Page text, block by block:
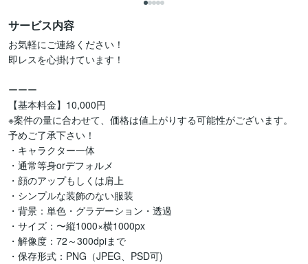
サービス内容
お気軽にご連絡ください！
即レスを心掛けています！
ーーー
【基本料金】10,000円
※案件の量に合わせて、価格は値上がりする可能性がございます。
予めご了承下さい！
・キャラクター一体
・通常等身orデフォルメ
・顔のアップもしくは肩上
・シンプルな装飾のない服装
・背景：単色・グラデーション・透過
・サイズ：〜縦1000×横1000px
・解像度：72～300dpiまで
・保存形式：PNG（JPEG、PSD可)